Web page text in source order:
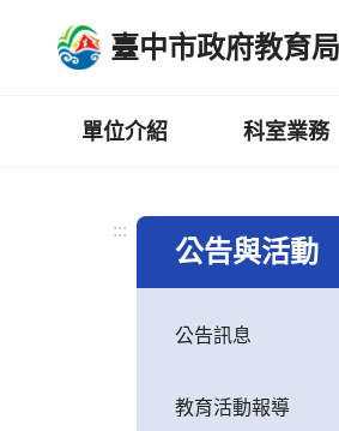
臺中市政府教育局
單位介紹 科室業務
:::
公告與活動
公告訊息
教育活動報導